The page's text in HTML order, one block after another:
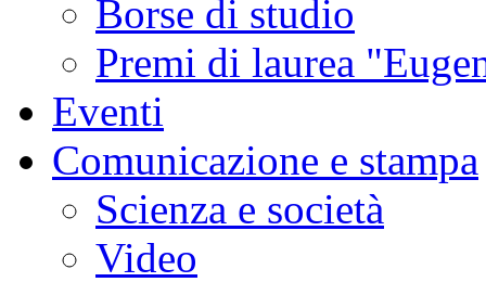
Borse di studio
Premi di laurea
Eventi
Comunicazione e stampa
Scienza e società
Video